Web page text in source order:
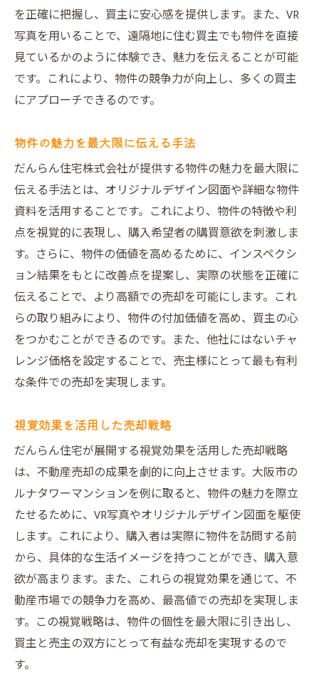
を正確に把握し、買主に安心感を提供します。また、VR
写真を用いることで、遠隔地に住む買主でも物件を直接
見ているかのように体験でき、魅力を伝えることが可能
です。これにより、物件の競争力が向上し、多くの買主
にアプローチできるのです。
物件の魅力を最大限に伝える手法
だんらん住宅株式会社が提供する物件の魅力を最大限に
伝える手法とは、オリジナルデザイン図面や詳細な物件
資料を活用することです。これにより、物件の特徴や利
点を視覚的に表現し、購入希望者の購買意欲を刺激しま
す。さらに、物件の価値を高めるために、インスペクシ
ョン結果をもとに改善点を提案し、実際の状態を正確に
伝えることで、より高額での売却を可能にします。これ
らの取り組みにより、物件の付加価値を高め、買主の心
をつかむことができるのです。また、他社にはないチャ
レンジ価格を設定することで、売主様にとって最も有利
な条件での売却を実現します。
視覚効果を活用した売却戦略
だんらん住宅が展開する視覚効果を活用した売却戦略
は、不動産売却の成果を劇的に向上させます。大阪市の
ルナタワーマンションを例に取ると、物件の魅力を際立
たせるために、VR写真やオリジナルデザイン図面を駆使
します。これにより、購入者は実際に物件を訪問する前
から、具体的な生活イメージを持つことができ、購入意
欲が高まります。また、これらの視覚効果を通じて、不
動産市場での競争力を高め、最高値での売却を実現しま
す。この視覚戦略は、物件の個性を最大限に引き出し、
買主と売主の双方にとって有益な売却を実現するので
す。